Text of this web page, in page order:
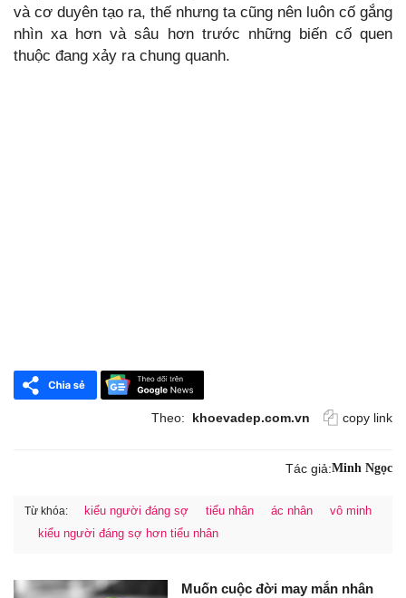
và cơ duyên tạo ra, thế nhưng ta cũng nên luôn cố gắng
nhìn xa hơn và sâu hơn trước những biến cố quen
thuộc đang xảy ra chung quanh.
Theo: khoevadep.com.vn copy link
Tác giả:Minh Ngọc
Từ khóa: kiểu người đáng sợ tiểu nhân ác nhân
vô minh
kiểu người đáng sợ hơn tiểu nhân
Muốn cuộc đời may mắn nhân